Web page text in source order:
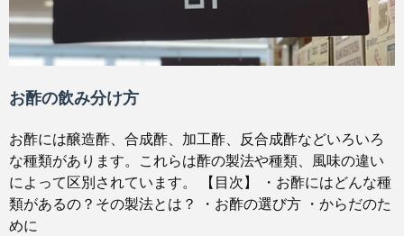
お酢の飲み分け方
お酢には醸造酢、合成酢、加工酢、反合成酢などいろいろ
な種類があります。これらは酢の製法や種類、風味の違い
によって区別されています。 【目次】 ・お酢にはどんな種
類があるの？その製法とは？ ・お酢の選び方 ・からだのた
めに